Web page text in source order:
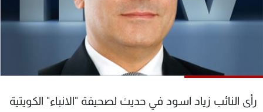
رأى النائب زياد اسود في حديث لصحيفة "الانباء" الكويتية
جدول البرامج
شاهد البرامج
الإنـتـاج
لاعلاناتكم
شروط الإسـتخدام